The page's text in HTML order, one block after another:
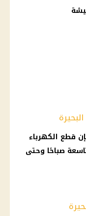
قطع الكهرباء
صباحًا وحتى